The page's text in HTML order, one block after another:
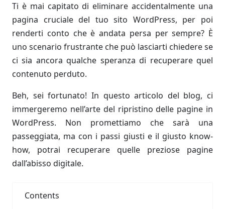
Ti è mai capitato di eliminare accidentalmente una
pagina cruciale del tuo sito WordPress, per poi
renderti conto che è andata persa per sempre? È
uno scenario frustrante che può lasciarti chiedere se
ci sia ancora qualche speranza di recuperare quel
contenuto perduto.
Beh, sei fortunato! In questo articolo del blog, ci
immergeremo nell’arte del ripristino delle pagine in
WordPress. Non promettiamo che sarà una
passeggiata, ma con i passi giusti e il giusto know-
how, potrai recuperare quelle preziose pagine
dall’abisso digitale.
Contents